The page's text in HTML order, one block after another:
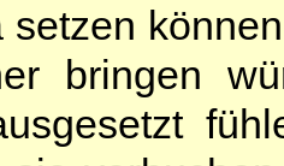
setzen
bringen